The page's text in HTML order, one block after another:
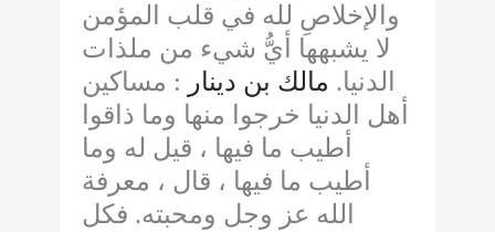
والإخلاصِ لله في قلب المؤمن
لا يشبهها أيُّ شيء من ملذات
الدنيا. مالك بن دينار : مساكين
أهل الدنيا خرجوا منها وما ذاقوا
أطيب ما فيها ، قيل له وما
أطيب ما فيها ، قال ، معرفة
الله عز وجل ومحبته. فكل